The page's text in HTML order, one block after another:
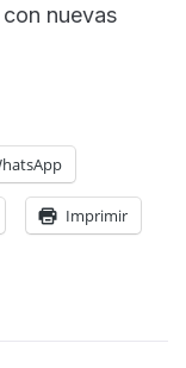
nuevas
Imprimir